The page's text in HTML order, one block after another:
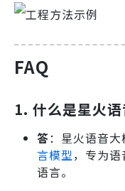
FAQ
1. 什么是星火语
答：星火语音
言模型，专为
语言。